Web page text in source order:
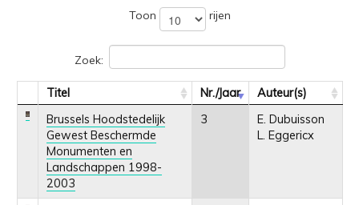
Toon rijen
Zoek:
Titel Nr./Jaar
Auteur(s)
Brussels Hoodstedelijk
Gewest Beschermde
Monumenten en
Landschappen 1998-
2003
3
E. Dubuisson
L. Eggericx